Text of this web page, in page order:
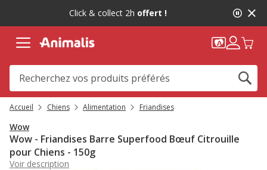
message,
Click & collect 2h offert !
Accueil Chiens Alimentation Friandises
Wow
Wow - Friandises Barre Superfood Bœuf Citrouille
pour Chiens - 150g
Voir description